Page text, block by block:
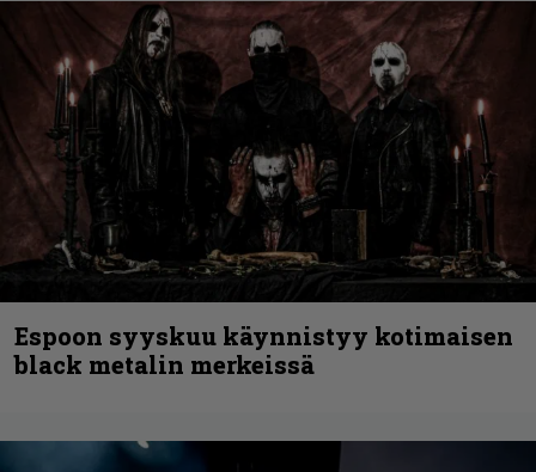
Espoon syyskuu käynnistyy kotimaisen
black metalin merkeissä